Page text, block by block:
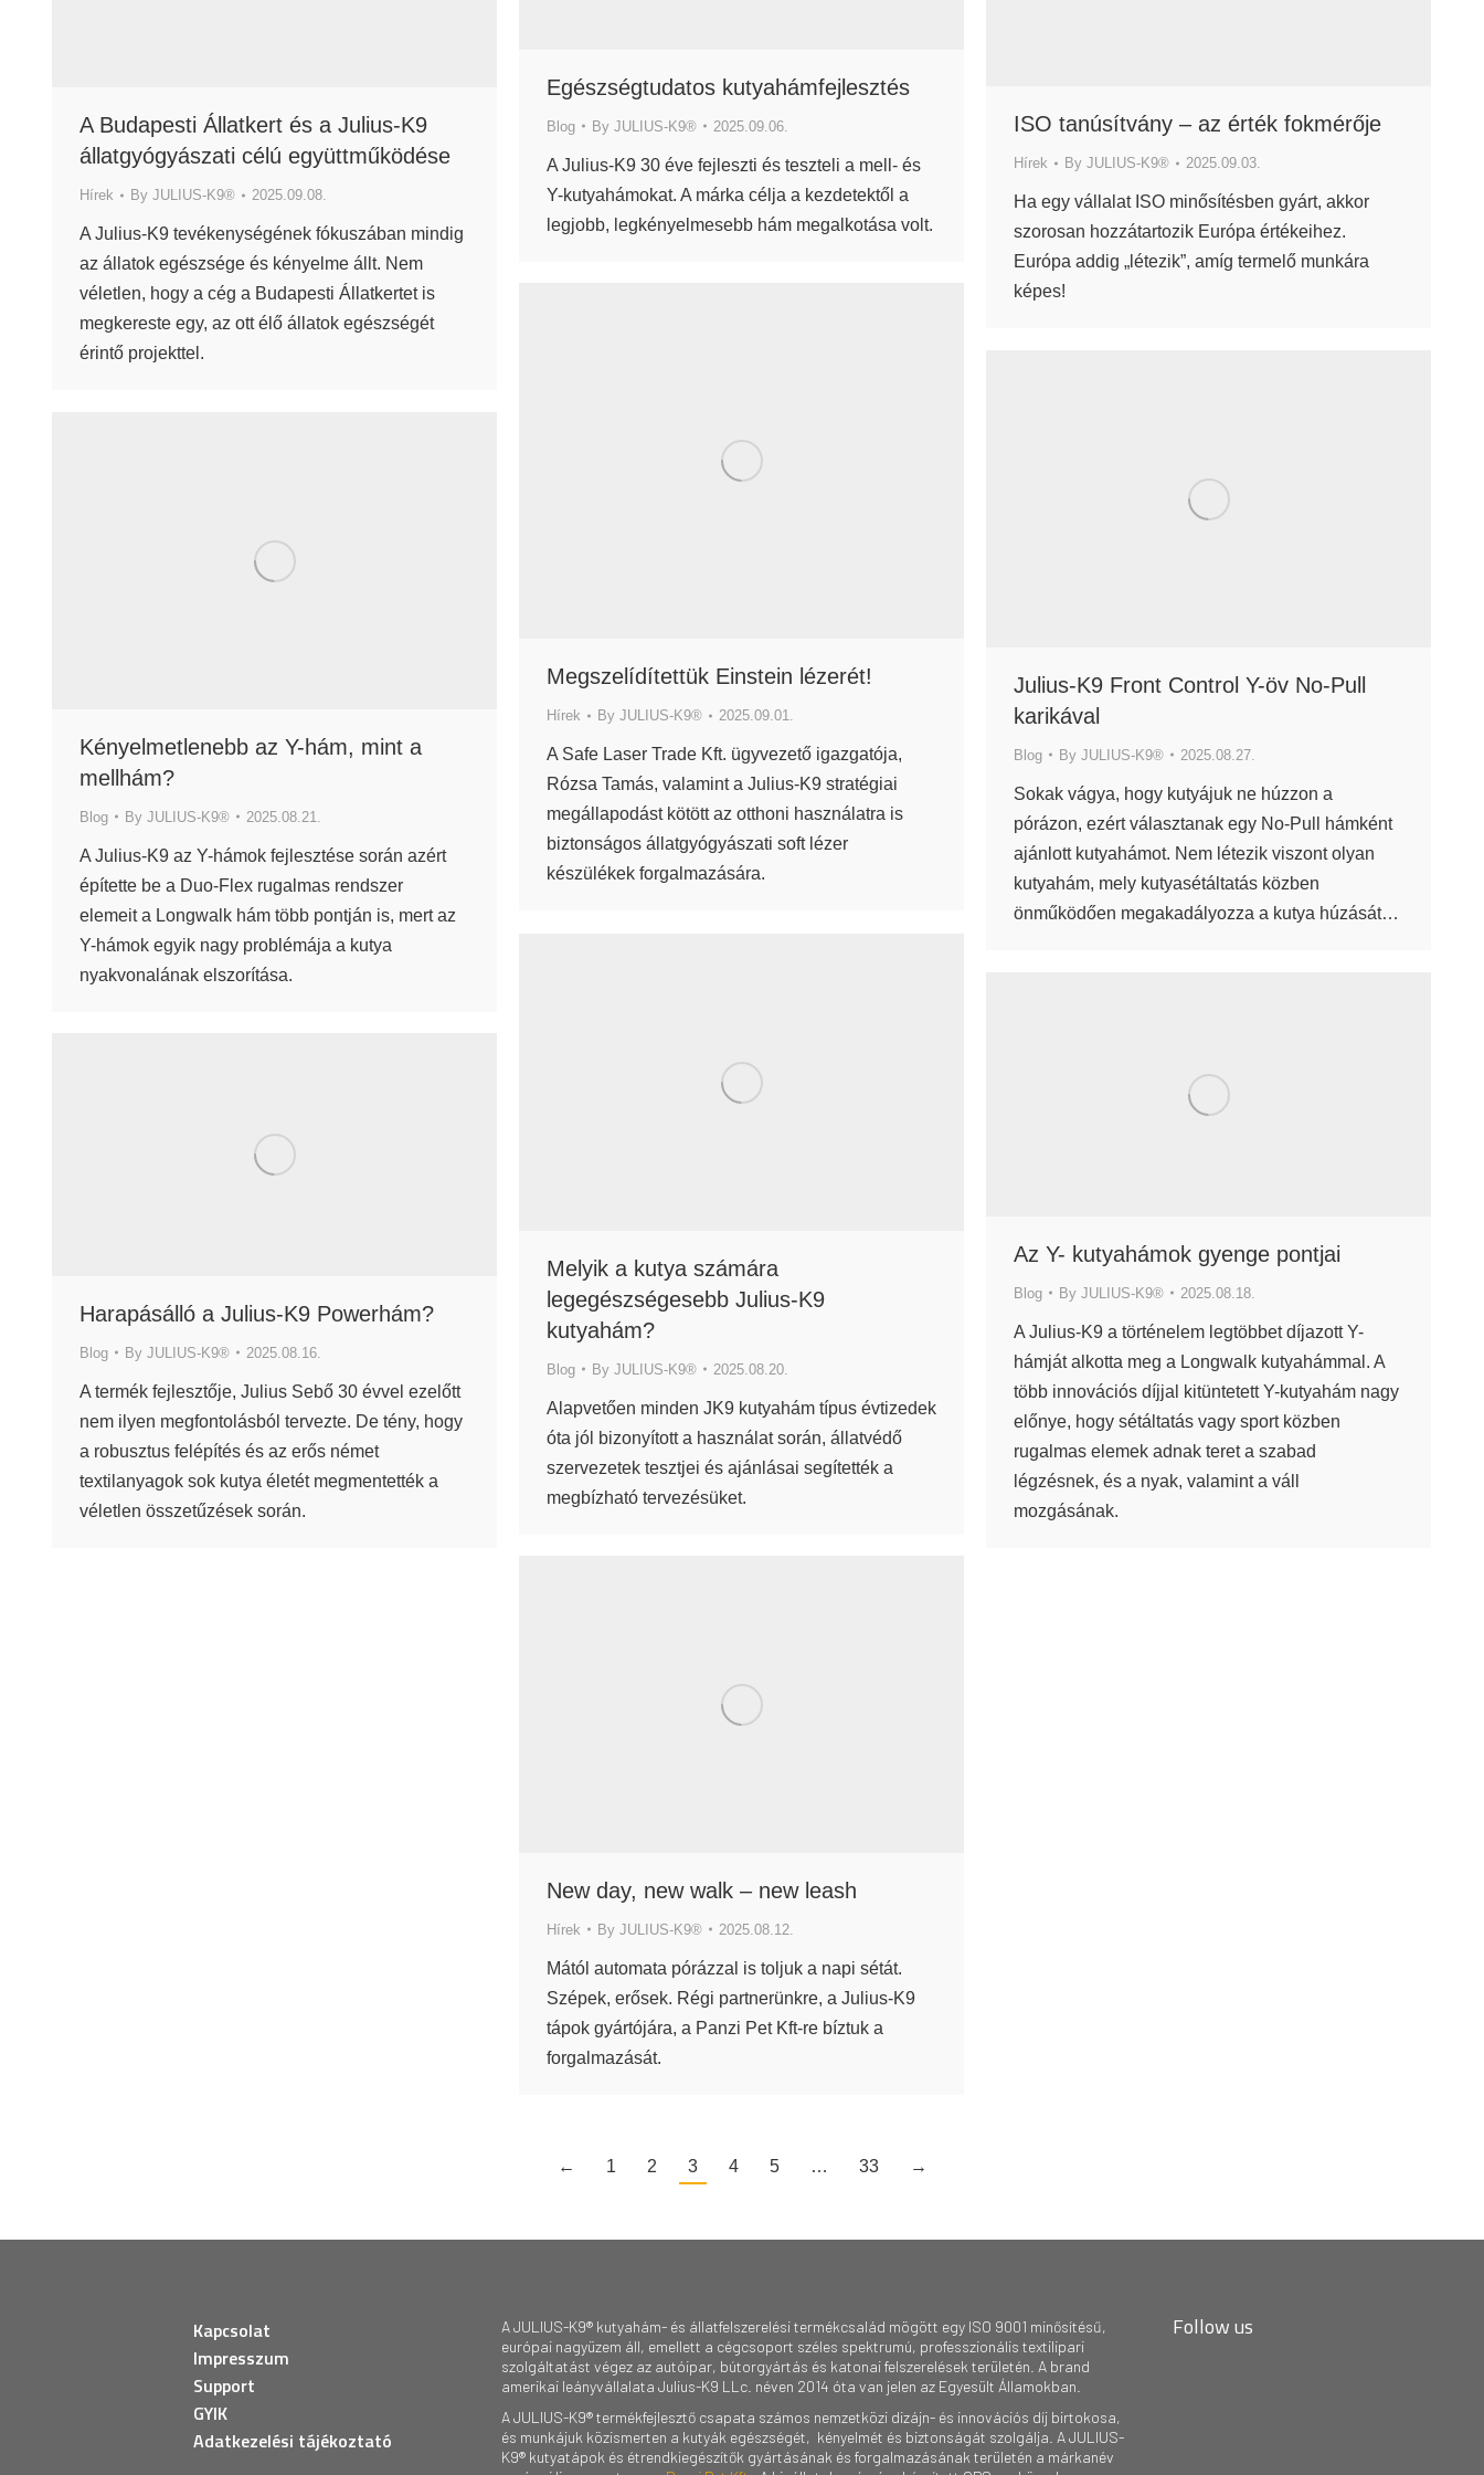
A Budapesti Állatkert és a Julius-K9
állatgyógyászati célú együttműködése
Hírek By JULIUS-K9® 2025.09.08.
A Julius-K9 tevékenységének fókuszában mindig
az állatok egészsége és kényelme állt. Nem
véletlen, hogy a cég a Budapesti Állatkertet is
megkereste egy, az ott élő állatok egészségét
érintő projekttel.
Egészségtudatos kutyahámfejlesztés
Blog By JULIUS-K9® 2025.09.06.
A Julius-K9 30 éve fejleszti és teszteli a mell- és
Y-kutyahámokat. A márka célja a kezdetektől a
legjobb, legkényelmesebb hám megalkotása volt.
ISO tanúsítvány – az érték fokmérője
Hírek By JULIUS-K9® 2025.09.03.
Ha egy vállalat ISO minősítésben gyárt, akkor
szorosan hozzátartozik Európa értékeihez.
Európa addig „létezik”, amíg termelő munkára
képes!
Megszelídítettük Einstein lézerét!
Hírek By JULIUS-K9® 2025.09.01.
A Safe Laser Trade Kft. ügyvezető igazgatója,
Rózsa Tamás, valamint a Julius-K9 stratégiai
megállapodást kötött az otthoni használatra is
biztonságos állatgyógyászati soft lézer
készülékek forgalmazására.
Julius-K9 Front Control Y-öv No-Pull
karikával
Blog By JULIUS-K9® 2025.08.27.
Sokak vágya, hogy kutyájuk ne húzzon a
pórázon, ezért választanak egy No-Pull hámként
ajánlott kutyahámot. Nem létezik viszont olyan
kutyahám, mely kutyasétáltatás közben
önműködően megakadályozza a kutya húzását…
Kényelmetlenebb az Y-hám, mint a
mellhám?
Blog By JULIUS-K9® 2025.08.21.
A Julius-K9 az Y-hámok fejlesztése során azért
építette be a Duo-Flex rugalmas rendszer
elemeit a Longwalk hám több pontján is, mert az
Y-hámok egyik nagy problémája a kutya
nyakvonalának elszorítása.
Melyik a kutya számára
legegészségesebb Julius-K9
kutyahám?
Blog By JULIUS-K9® 2025.08.20.
Alapvetően minden JK9 kutyahám típus évtizedek
óta jól bizonyított a használat során, állatvédő
szervezetek tesztjei és ajánlásai segítették a
megbízható tervezésüket.
Az Y- kutyahámok gyenge pontjai
Blog By JULIUS-K9® 2025.08.18.
A Julius-K9 a történelem legtöbbet díjazott Y-
hámját alkotta meg a Longwalk kutyahámmal. A
több innovációs díjjal kitüntetett Y-kutyahám nagy
előnye, hogy sétáltatás vagy sport közben
rugalmas elemek adnak teret a szabad
légzésnek, és a nyak, valamint a váll
mozgásának.
Harapásálló a Julius-K9 Powerhám?
Blog By JULIUS-K9® 2025.08.16.
A termék fejlesztője, Julius Sebő 30 évvel ezelőtt
nem ilyen megfontolásból tervezte. De tény, hogy
a robusztus felépítés és az erős német
textilanyagok sok kutya életét megmentették a
véletlen összetűzések során.
New day, new walk – new leash
Hírek By JULIUS-K9® 2025.08.12.
Mától automata pórázzal is toljuk a napi sétát.
Szépek, erősek. Régi partnerünkre, a Julius-K9
tápok gyártójára, a Panzi Pet Kft-re bíztuk a
forgalmazását.
← 1 2 3 4 5 … 33 →
Kapcsolat
Impresszum
Support
GYIK
Adatkezelési tájékoztató
A JULIUS-K9® kutyahám- és állatfelszerelési termékcsalád mögött egy ISO 9001 minősítésű,
európai nagyüzem áll, emellett a cégcsoport széles spektrumú, professzionális textilipari
szolgáltatást végez az autóipar, bútorgyártás és katonai felszerelések területén. A brand
amerikai leányvállalata Julius-K9 LLc. néven 2014 óta van jelen az Egyesült Államokban.
A JULIUS-K9® termékfejlesztő csapata számos nemzetközi dizájn- és innovációs díj birtokosa,
és munkájuk közismerten a kutyák egészségét, kényelmét és biztonságát szolgálja. A JULIUS-
K9® kutyatápok és étrendkiegészítők gyártásának és forgalmazásának területén a márkanév
Follow us